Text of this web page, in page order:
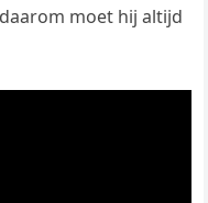
moet hij altijd